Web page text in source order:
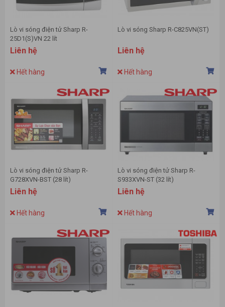
Lò vi sóng điện tử Sharp R-
25D1(S)VN 22 lít
Liên hệ
Hết hàng
Lò vi sóng Sharp R-C825VN(ST)
Liên hệ
Hết hàng
Lò vi sóng điện tử Sharp R-
G728XVN-BST (28 lít)
Liên hệ
Hết hàng
Lò vi sóng điện tử Sharp R-
S933XVN-ST (32 lít)
Liên hệ
Hết hàng